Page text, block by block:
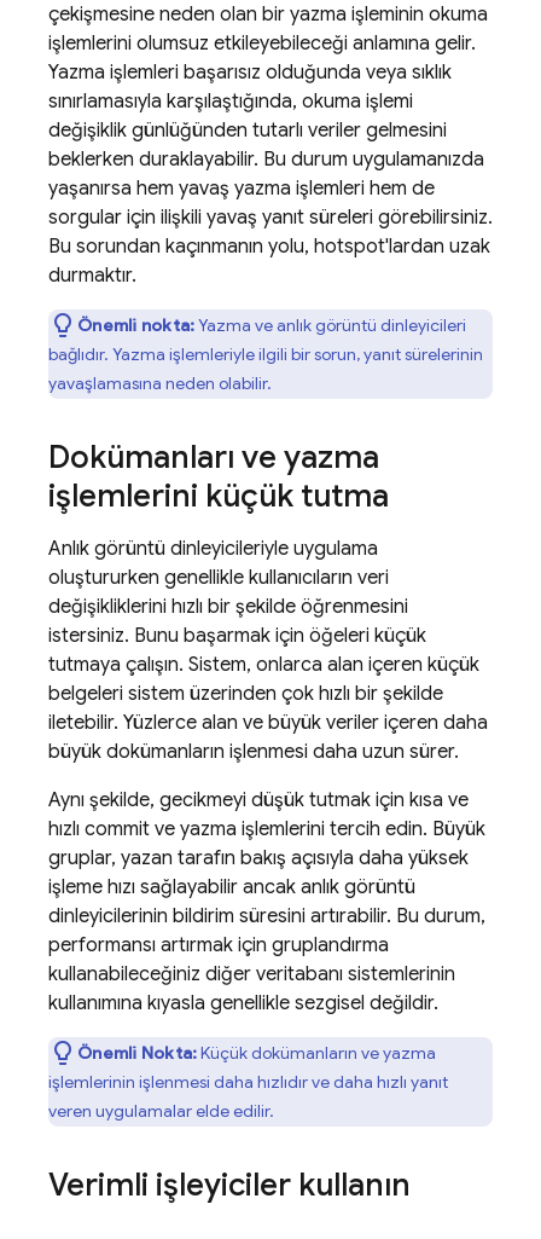
çekişmesine neden olan bir yazma işleminin okuma
işlemlerini olumsuz etkileyebileceği anlamına gelir.
Yazma işlemleri başarısız olduğunda veya sıklık
sınırlamasıyla karşılaştığında, okuma işlemi
değişiklik günlüğünden tutarlı veriler gelmesini
beklerken duraklayabilir. Bu durum uygulamanızda
yaşanırsa hem yavaş yazma işlemleri hem de
sorgular için ilişkili yavaş yanıt süreleri görebilirsiniz.
Bu sorundan kaçınmanın yolu, hotspot'lardan uzak
durmaktır.
Önemli nokta:Yazma ve anlık görüntü dinleyicileri
bağlıdır. Yazma işlemleriyle ilgili bir sorun, yanıt sürelerinin
yavaşlamasına neden olabilir.
Dokümanları ve yazma
işlemlerini küçük tutma
Anlık görüntü dinleyicileriyle uygulama
oluştururken genellikle kullanıcıların veri
değişikliklerini hızlı bir şekilde öğrenmesini
istersiniz. Bunu başarmak için öğeleri küçük
tutmaya çalışın. Sistem, onlarca alan içeren küçük
belgeleri sistem üzerinden çok hızlı bir şekilde
iletebilir. Yüzlerce alan ve büyük veriler içeren daha
büyük dokümanların işlenmesi daha uzun sürer.
Aynı şekilde, gecikmeyi düşük tutmak için kısa ve
hızlı commit ve yazma işlemlerini tercih edin. Büyük
gruplar, yazan tarafın bakış açısıyla daha yüksek
işleme hızı sağlayabilir ancak anlık görüntü
dinleyicilerinin bildirim süresini artırabilir. Bu durum,
performansı artırmak için gruplandırma
kullanabileceğiniz diğer veritabanı sistemlerinin
kullanımına kıyasla genellikle sezgisel değildir.
Önemli Nokta:Küçük dokümanların ve yazma
işlemlerinin işlenmesi daha hızlıdır ve daha hızlı yanıt
veren uygulamalar elde edilir.
Verimli işleyiciler kullanın